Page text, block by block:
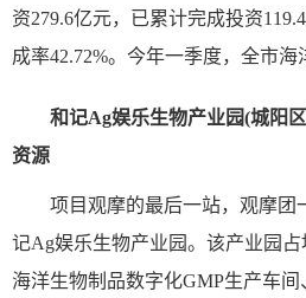
资279.6亿元，已累计完成投资
成率42.72%。今年一季度，全市海
和记Ag娱乐生物产业园(城阳
资源
项目观摩的最后一站，观摩团
记Ag娱乐生物产业园。该产业园
海洋生物制品数字化GMP生产车